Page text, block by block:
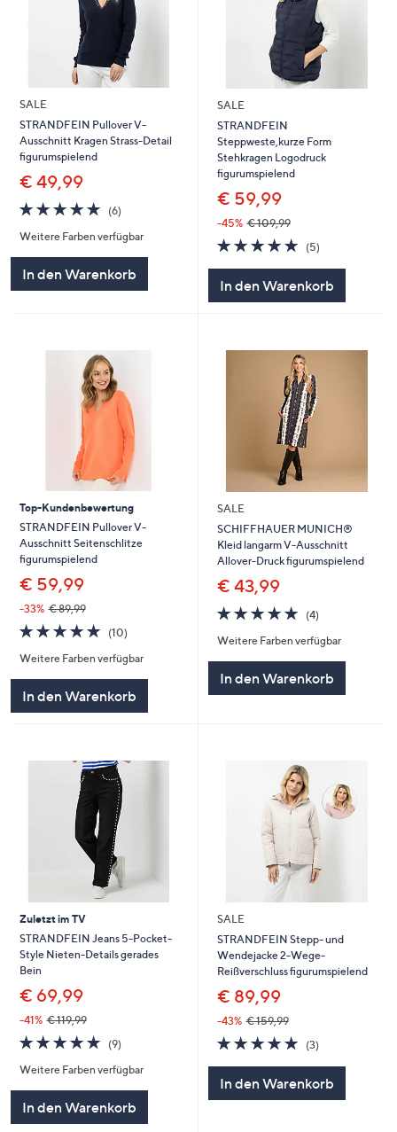
SALE
STRANDFEIN Pullover V-
Ausschnitt Kragen Strass-Detail
figurumspielend
€ 49,99
4.8
von
5
(6)6
Weitere Farben verfügbar
In den Warenkorb
SALE
STRANDFEIN
Steppweste,kurze Form
Stehkragen Logodruck
figurumspielend
€ 59,99
-45% € 109,99
4.8
von
(5)5
In den Warenkorb
Top-Kundenbewertung
STRANDFEIN Pullover V-
Ausschnitt Seitenschlitze
figurumspielend
€ 59,99
-33% € 89,99
4.8
von
5
(10)10
Weitere Farben verfügbar
In den Warenkorb
SALE
SCHIFFHAUER MUNICH®
Kleid langarm V-Ausschnitt
Allover-Druck figurumspielend
€ 43,99
4.8
von
5
(4)4
Weitere Farben verfügbar
In den Warenkorb
Zuletzt im TV
STRANDFEIN Jeans 5-Pocket-
Style Nieten-Details gerades
Bein
€ 69,99
-41% € 119,99
4.7
von
5
(9)
Weitere Farben verfügbar
In den Warenkorb
SALE
STRANDFEIN Stepp- und
Wendejacke 2-Wege-
Reißverschluss figurumspielend
€ 89,99
-43% € 159,99
4.7
von
(3)3
In den Warenkorb